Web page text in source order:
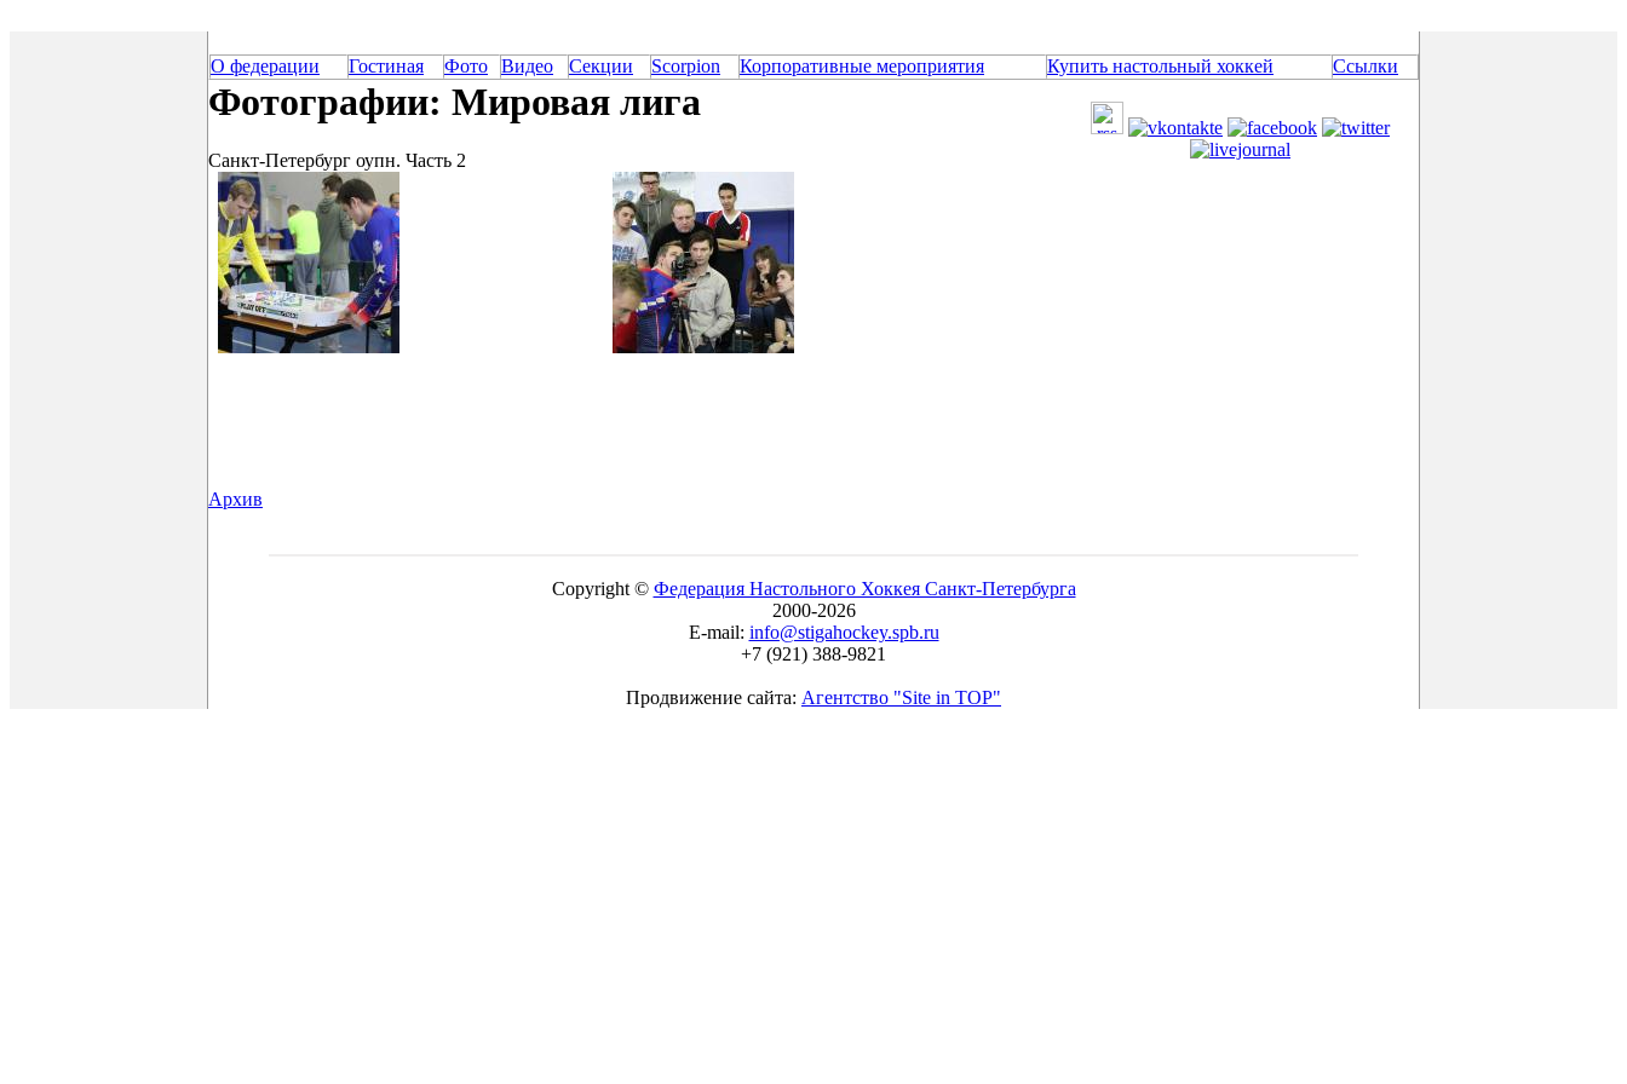
О федерации Гостиная Фото Видео Секции Scorpion Корпоративные мероприятия Купить настольный хоккей Ссылки
Фотографии: Мировая лига
Санкт-Петербург оупн. Часть 2
Архив
Copyright © Федерация Настольного Хоккея Санкт-Петербурга
2000-2026
E-mail: info@stigahockey.spb.ru
+7 (921) 388-9821
Продвижение сайта: Агентство "Site in TOP"